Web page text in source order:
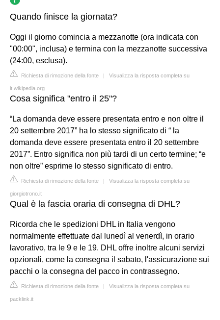
Quando finisce la giornata?
Oggi il giorno comincia a mezzanotte (ora indicata con
"00:00", inclusa) e termina con la mezzanotte successiva
(24:00, esclusa).
Richiesta di rimozione della fonte | Visualizza la risposta completa su
it.wikipedia.org
Cosa significa "entro il 25"?
“La domanda deve essere presentata entro e non oltre il
20 settembre 2017” ha lo stesso significato di “ la
domanda deve essere presentata entro il 20 settembre
2017”. Entro significa non più tardi di un certo termine; “e
non oltre” esprime lo stesso significato di entro.
Richiesta di rimozione della fonte | Visualizza la risposta completa su
giorgiotrono.it
Qual è la fascia oraria di consegna di DHL?
Ricorda che le spedizioni DHL in Italia vengono
normalmente effettuate dal lunedì al venerdì, in orario
lavorativo, tra le 9 e le 19. DHL offre inoltre alcuni servizi
opzionali, come la consegna il sabato, l'assicurazione sui
pacchi o la consegna del pacco in contrassegno.
Richiesta di rimozione della fonte | Visualizza la risposta completa su
packlink.it